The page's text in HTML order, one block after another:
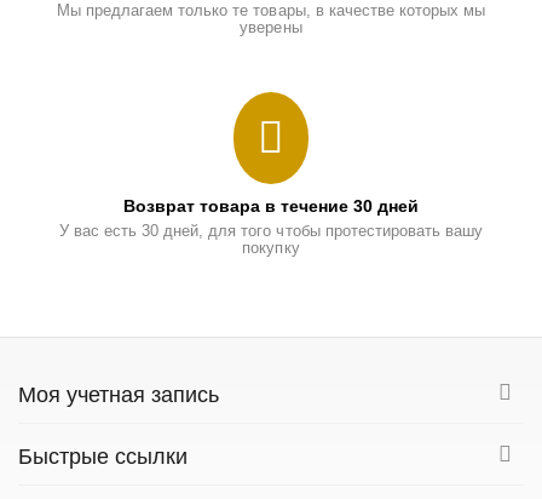
Мы предлагаем только те товары, в качестве которых мы
уверены
Возврат товара в течение 30 дней
У вас есть 30 дней, для того чтобы протестировать вашу
покупку
Моя учетная запись
Быстрые ссылки